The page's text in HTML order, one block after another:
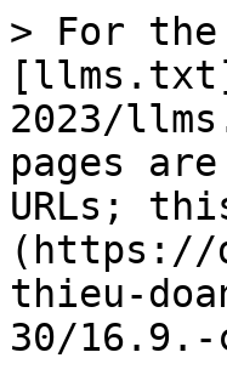
> For the
2023/
pages
URLs;
(https://
thieu-
30/16.9.-